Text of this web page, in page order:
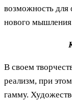
возможность для
нового
В своем
реализм, при
гамму.